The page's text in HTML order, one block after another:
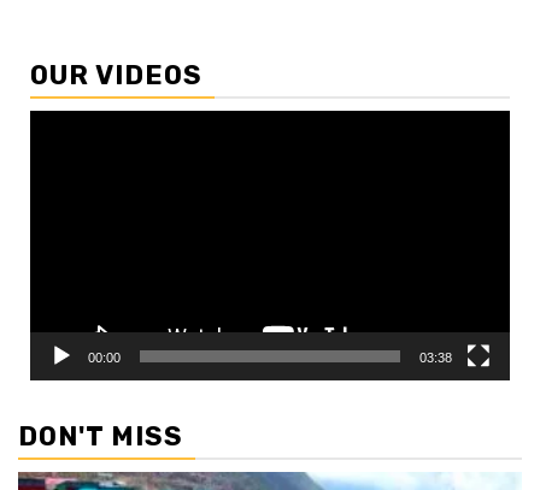
OUR VIDEOS
00:00 03:38
DON'T MISS